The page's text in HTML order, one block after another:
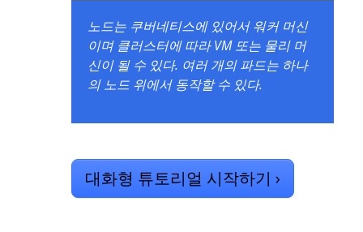
노드는 쿠버네티스에 있어서 워커 머신
이며 클러스터에 따라 VM 또는 물리 머
신이 될 수 있다. 여러 개의 파드는 하나
의 노드 위에서 동작할 수 있다.
대화형 튜토리얼 시작하기 ›